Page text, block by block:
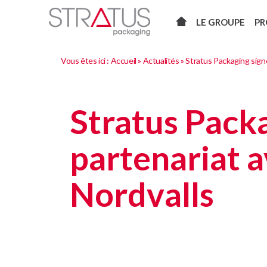
LE GROUPE
Vous êtes ici : Accueil» Actualités»Stratus Packaging
Stratus
partenariat
Nordvalls